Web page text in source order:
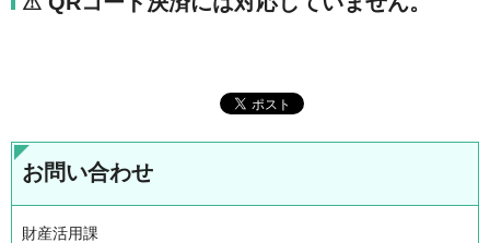
お問い合わせ
財産活用課